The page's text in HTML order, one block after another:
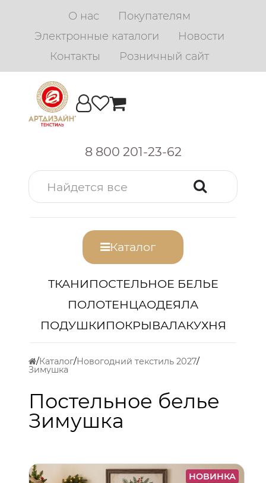
О нас
Покупателям
Электронные каталоги
Новости
Контакты
Розничный сайт
8 800 201-23-62
Каталог
ТКАНИПОСТЕЛЬНОЕ БЕЛЬЕ
ПОЛОТЕНЦАОДЕЯЛА
ПОДУШКИПОКРЫВАЛАКУХНЯ
Каталог Новогодний текстиль 2027
Зимушка
Постельное белье
Зимушка
НОВИНКА